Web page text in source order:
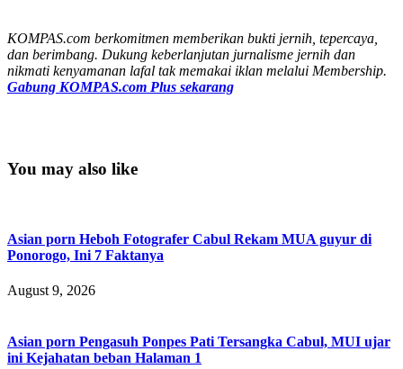
KOMPAS.com berkomitmen memberikan bukti jernih, tepercaya,
dan berimbang. Dukung keberlanjutan jurnalisme jernih dan
nikmati kenyamanan lafal tak memakai iklan melalui Membership.
Gabung KOMPAS.com Plus sekarang
You may also like
Asian porn Heboh Fotografer Cabul Rekam MUA guyur di
Ponorogo, Ini 7 Faktanya
August 9, 2026
Asian porn Pengasuh Ponpes Pati Tersangka Cabul, MUI ujar
ini Kejahatan beban Halaman 1